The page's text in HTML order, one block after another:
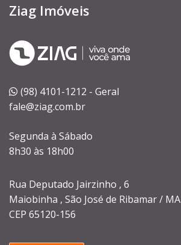
Ziag Imóveis
(98) 4101-1212 - Geral
fale@ziag.com.br
Segunda à Sábado
8h30 às 18h00
Rua Deputado Jairzinho , 6
Maiobinha , São José de Ribamar / MA
CEP 65120-156